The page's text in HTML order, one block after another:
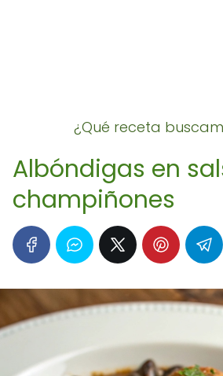
¿Qué receta
Albóndigas en
champiñones